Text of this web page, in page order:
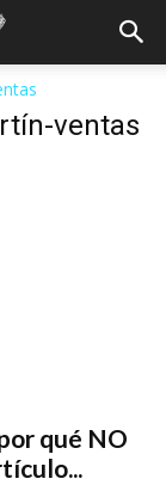
ventas
qué NO